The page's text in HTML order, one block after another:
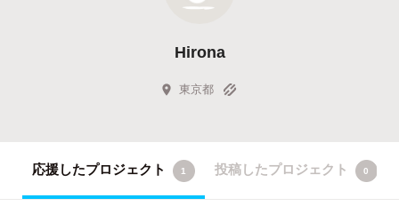
Hirona
東京都
応援したプロジェクト 1 投稿したプロジェクト 0